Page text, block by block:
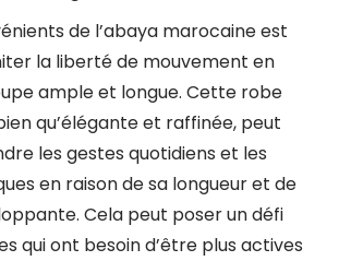
de l’abaya marocaine est
la liberté de mouvement en
ample et longue. Cette robe
qu’élégante et raffinée, peut
les gestes quotidiens et les
en raison de sa longueur et de
Cela peut poser un défi
qui ont besoin d’être plus actives